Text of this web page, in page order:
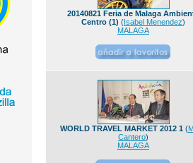
20140821 Feria de Malaga
Centro (1) (Isabel Menendez)
MALAGA
WORLD TRAVEL MARKET 2012 1(
Cantero)
MALAGA